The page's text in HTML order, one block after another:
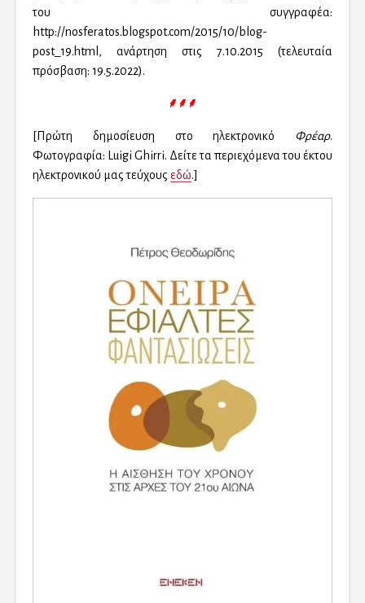
του συγγραφέα:
http://nosferatos.blogspot.com/2015/10/blog-
post_19.html, ανάρτηση στις 7.10.2015 (τελευταία
πρόσβαση: 19.5.2022).
⸙⸙⸙
[Πρώτη δημοσίευση στο ηλεκτρονικό Φρέαρ.
Φωτογραφία: Luigi Ghirri. Δείτε τα περιεχόμενα του έκτου
ηλεκτρονικού μας τεύχους εδώ.]